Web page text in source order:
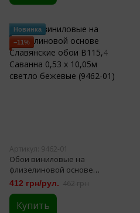
Новинка
−11%
Артикул: 9462-01
Обои виниловые на
флизелиновой основе
Славянские обои В115,4
Саванна 0,53 х 10,05м светло
бежевые (9462-01)
412 грн/рул. 462 грн
Купить